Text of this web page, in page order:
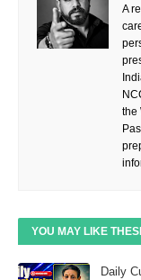
A
the
YOU MAY LIKE
Daily